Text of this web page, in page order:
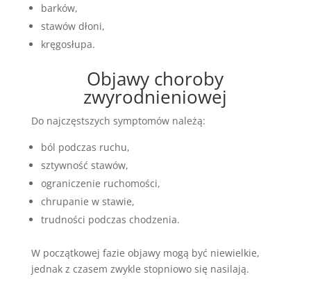
barków,
stawów dłoni,
kręgosłupa.
Objawy choroby
zwyrodnieniowej
Do najczęstszych symptomów należą:
ból podczas ruchu,
sztywność stawów,
ograniczenie ruchomości,
chrupanie w stawie,
trudności podczas chodzenia.
W początkowej fazie objawy mogą być niewielkie,
jednak z czasem zwykle stopniowo się nasilają.